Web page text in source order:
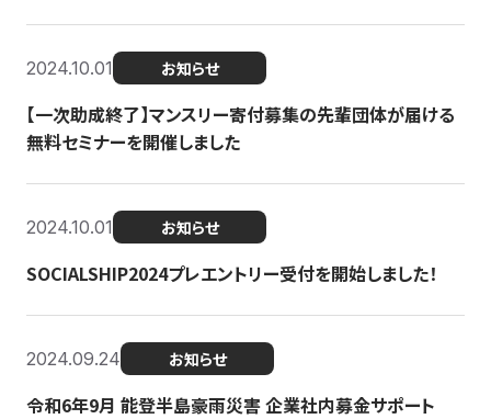
2024.10.01 お知らせ
【一次助成終了】マンスリー寄付募集の先輩団体が届ける
無料セミナーを開催しました
2024.10.01 お知らせ
SOCIALSHIP2024プレエントリー受付を開始しました！
2024.09.24 お知らせ
令和6年9月 能登半島豪雨災害 企業社内募金サポート